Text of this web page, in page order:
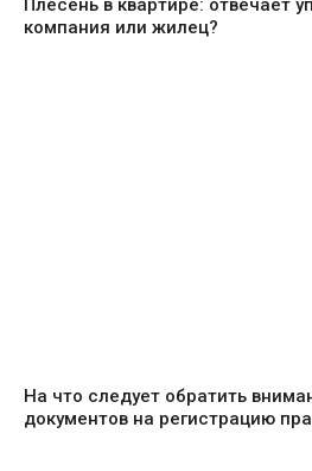
компания или жилец?
На что следует обратить
документов на регистрацию